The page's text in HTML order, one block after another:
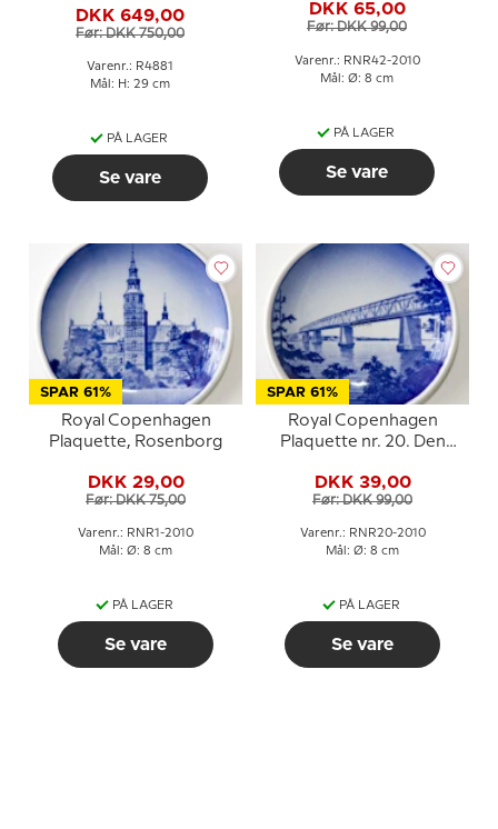
DKK 649,00
Før: DKK 750,00
Varenr.: R4881
Mål: H: 29 cm
PÅ LAGER
Se vare
DKK 65,00
Før: DKK 99,00
Varenr.: RNR42-2010
Mål: Ø: 8 cm
PÅ LAGER
Se vare
SPAR 61%
Royal Copenhagen
Plaquette, Rosenborg
DKK 29,00
Før: DKK 75,00
Varenr.: RNR1-2010
Mål: Ø: 8 cm
PÅ LAGER
Se vare
SPAR 61%
Royal Copenhagen
Plaquette nr. 20. Den
DKK 39,00
Før: DKK 99,00
Varenr.: RNR20-2010
Mål: Ø: 8 cm
PÅ LAGER
Se vare